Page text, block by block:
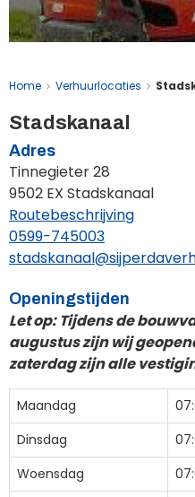
Home Verhuurlocaties
Stadskanaal
Adres
Tinnegieter 28
9502 EX Stadskanaal
Routebeschrijving
0599-745003
Openingstijden
Let op: Tijdens de
augustus zijn wij
zaterdag zijn alle
Maandag
Dinsdag
Woensdag